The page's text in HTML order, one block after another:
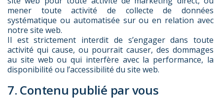
mener toute activité de collecte de données
systématique ou automatisée sur ou en relation avec
notre site web.
Il est strictement interdit de s’engager dans toute
activité qui cause, ou pourrait causer, des dommages
au site web ou qui interfère avec la performance, la
disponibilité ou l’accessibilité du site web.
7. Contenu publié par vous